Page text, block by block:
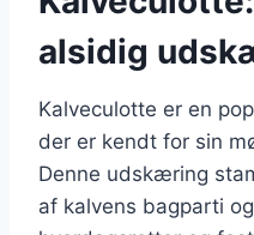
alsidig
Kalveculotte er en
der er kendt for sin
Denne udskæring
af kalvens bagparti